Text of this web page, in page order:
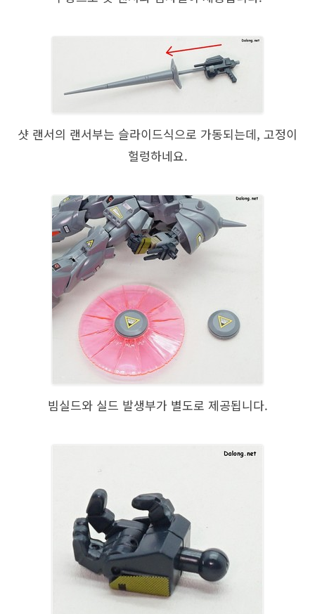
샷 랜서의 랜서부는 슬라이드식으로 가동되는데, 고정이
헐렁하네요.
빔실드와 실드 발생부가 별도로 제공됩니다.